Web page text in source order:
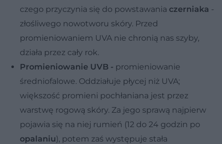
czego przyczynia się do powstawania czerniaka -
złośliwego nowotworu skóry. Przed
promieniowaniem UVA nie chronią nas szyby,
działa przez cały rok.
Promieniowanie UVB - promieniowanie
średniofalowe. Oddziałuje płycej niż UVA;
większość promieni pochłaniana jest przez
warstwę rogową skóry. Za jego sprawą najpierw
pojawia się na niej rumień (12 do 24 godzin po
opalaniu), potem zaś występuje stała